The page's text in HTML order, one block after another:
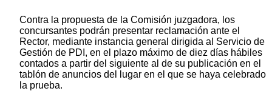
Contra la propuesta de la Comisión juzgadora, los
concursantes podrán presentar reclamación ante el
Rector, mediante instancia general dirigida al Servicio de
Gestión de PDI, en el plazo máximo de diez días hábiles
contados a partir del siguiente al de su publicación en el
tablón de anuncios del lugar en el que se haya celebrado
la prueba.